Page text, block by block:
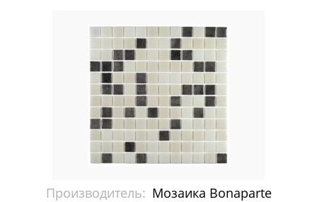
Керамогранит Staro
Мозаика ArtMoment
Мозаика Bars Crystal Mosaic
Мозаика Bonaparte
Каменная мозаика
Производитель: Мозаика Bonaparte